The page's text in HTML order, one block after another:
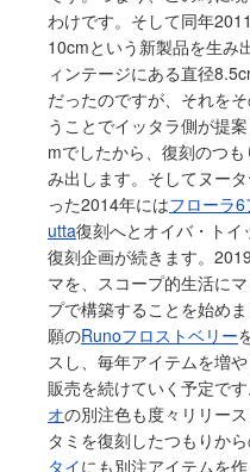
わけです。そして同年
10cmという新製品を生み
ィンテージにある直径
だったのですが、それを
うことでイッタラ側が提
mでしたから、復刻のつ
み出します。そしてヌー
った2014年にはフローラ
utta復刻へとオイバ・ト
復刻企画が続きます。
マを、スコープ的生活に
プで構築することを始め
願のRunoフロストベリー
スし、毎年アイテムを増
販売を続けていく予定で
オの別注色も度々リリー
タミを復刻したつもりから
タイにも別注アイテムを